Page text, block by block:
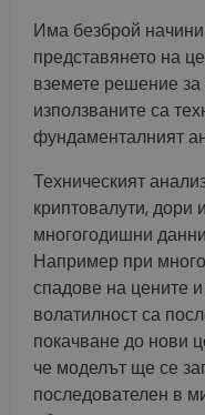
Има безброй
представянето на
вземете решение
използваните са
фундаменталният
Техническият
криптовалути, дори
многогодишни
Например при
спадове на цените
волатилност са
покачване до нови
че моделът ще се
последователен в